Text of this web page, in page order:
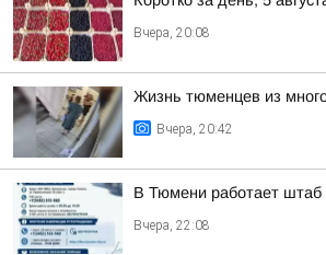
Вчера, 20:08
Жизнь тюменцев из
Вчера, 20:42
В Тюмени работает
Вчера, 22:08